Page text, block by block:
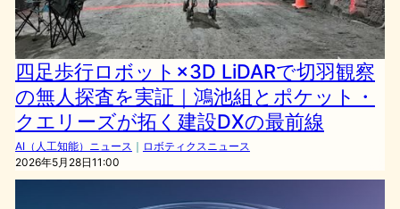
四足歩行ロボット×3D LiDARで切羽観察
の無人探査を実証｜鴻池組とポケット・
クエリーズが拓く建設DXの最前線
AI（人工知能）ニュース ｜ ロボティクスニュース
2026年5月28日11:00